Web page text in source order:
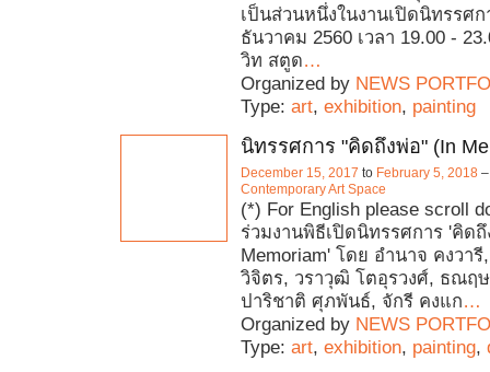
เป็นส่วนหนึ่งในงานเปิดนิทรรศ
ธันวาคม 2560 เวลา 19.00 -
วิท สตูด…
Organized by NEWS
Type: art, exhibition, painting
นิทรรศการ "คิดถึงพ่อ" (In
December 15, 2017 to February 5, 2018
Contemporary Art Space
(*) For English please scroll
ร่วมงานพิธีเปิดนิทรรศการ 'คิด
Memoriam' โดย อำนาจ คงว
วิจิตร, วราวุฒิ โตอุรวงศ์, ธณฤ
ปาริชาติ ศุภพันธ์, จักรี คงแก…
Organized by NEWS
Type: art, exhibition, painting,